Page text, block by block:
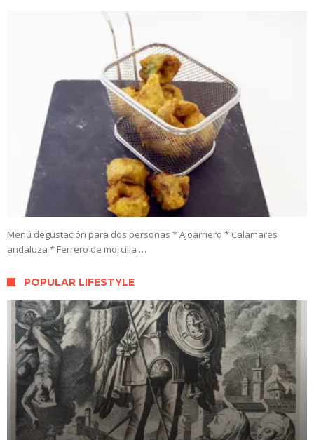
Menú degustación para dos personas * Ajoarriero * Calamares
andaluza * Ferrero de morcilla …
POPULAR LIFESTYLE